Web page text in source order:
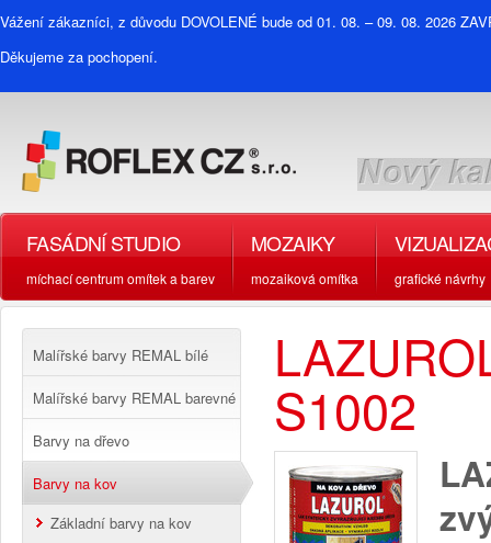
Vážení zákazníci, z důvodu DOVOLENÉ bude od 01. 08. – 09. 08. 2026
Děkujeme za pochopení.
FASÁDNÍ STUDIO
míchací centrum omítek a barev
MOZAIKY
mozaiková omítka grafické návrhy
Malířské barvy REMAL bílé
Malířské barvy REMAL barevné
Barvy na dřevo
Barvy na kov
Základní barvy na kov
S1002